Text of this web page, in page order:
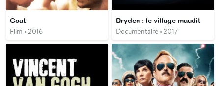
Goat
Film • 2016
Dryden : le village maudit
Documentaire • 2017